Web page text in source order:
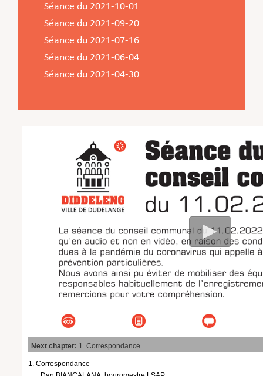
Séance du 2021-10-01
Séance du 2021-09-20
Séance du 2021-07-16
Séance du 2021-06-04
Séance du 2021-04-30